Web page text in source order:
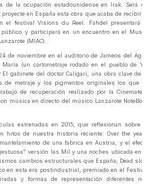
de la ocupación estadounidense en Irak. Será
en España esta obra que acaba de recibir
el festival Visions du Reel. Fahdel presentará
y participará en un encuentro en el
(MIAC).
de noviembre en el auditorio de Jameos del
(un cortometraje rodado en el pueblo de
El gabinete del doctor Caligari, una obra clave de
de metraje y los pigmentos originales los que
de recuperación realizado por la
música en directo del músico Lanzarote
estrenadas en 2015, que reflexionan sobre
hitos de nuestra historia reciente: Over the
de una fabrica en Austria, y el
versión las Mil y una noches ubicada en
cambios estructurales que España; Dead
en esta era postindustrial, premiado en el
y formas de representación diferentes